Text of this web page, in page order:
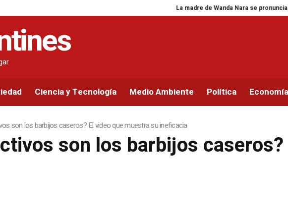
La madre de Wanda Nara se pronuncia
Ciencia y Tecnología Medio Ambiente Política Economía
son los barbijos caseros? El video que muestra su ineficacia
son los barbijos